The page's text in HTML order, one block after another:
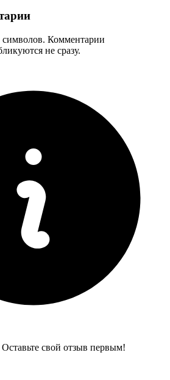
Комментарии
не сразу.
свой отзыв первым!